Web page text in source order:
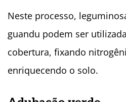
Neste processo,
guandu podem ser
cobertura, fixando
enriquecendo o solo.